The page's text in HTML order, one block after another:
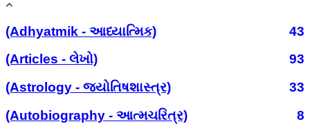
(Adhyatmik - આધ્યાત્મિક)
43
(Articles - લેખો)
93
(Astrology - જ્યોતિષશાસ્ત્ર)
33
(Autobiography - આત્મચરિત્ર)
8